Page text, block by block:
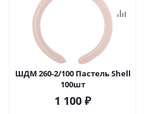
ШДМ 260-2/100 Пастель Shell
100шт
1 100 ₽